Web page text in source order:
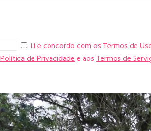
Li e concordo com osTermos de
Política de Privacidadee aosTermos de